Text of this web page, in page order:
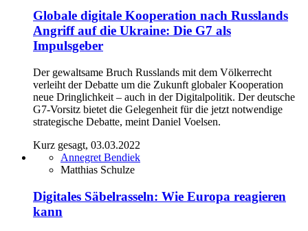
Globale digitale Kooperation nach Russlands
Angriff auf die Ukraine: Die G7 als
Impulsgeber
Der gewaltsame Bruch Russlands mit dem Völkerrecht
verleiht der Debatte um die Zukunft globaler Kooperation
neue Dringlichkeit – auch in der Digitalpolitik. Der deutsche
G7-Vorsitz bietet die Gelegenheit für die jetzt notwendige
strategische Debatte, meint Daniel Voelsen.
Kurz gesagt, 03.03.2022
Annegret Bendiek
Matthias Schulze
Digitales Säbelrasseln: Wie Europa reagieren
kann